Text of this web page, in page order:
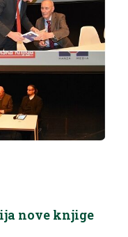
nove knjige